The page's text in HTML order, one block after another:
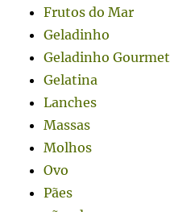
Frutos do Mar
Geladinho
Geladinho Gourmet
Gelatina
Lanches
Massas
Molhos
Ovo
Pães